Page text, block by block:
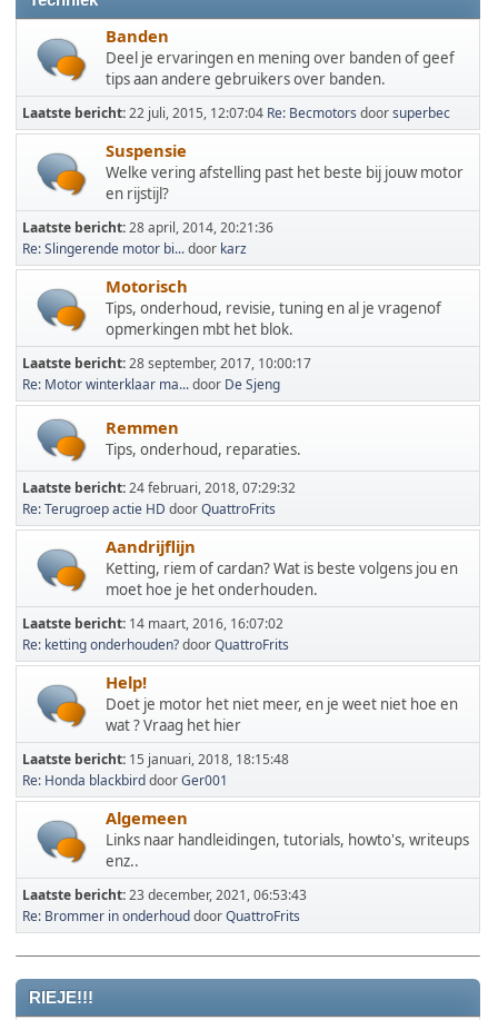
Banden
Deel je ervaringen en mening over banden of geef
tips aan andere gebruikers over banden.
Laatste bericht:22 juli, 2015, 12:07:04 Re: Becmotors doorsuperbec
Suspensie
Welke vering afstelling past het beste bij jouw motor
en rijstijl?
Laatste bericht:28 april, 2014, 20:21:36
Re: Slingerende motor bi...door karz
Motorisch
Tips, onderhoud, revisie, tuning en al je vragenof
opmerkingen mbt het blok.
Laatste bericht:28 september, 2017, 10:00:17
Re: Motor winterklaar ma...door De Sjeng
Remmen
Tips, onderhoud, reparaties.
Laatste bericht:24 februari, 2018, 07:29:32
Re: Terugroep actie HD doorQuattroFrits
Aandrijflijn
Ketting, riem of cardan? Wat is beste volgens jou en
moet hoe je het onderhouden.
Laatste bericht: 14 maart, 2016, 16:07:02
Re: ketting onderhouden?doorQuattroFrits
Help!
Doet je motor het niet meer, en je weet niet hoe en
wat ? Vraag het hier
Laatste bericht: 15 januari, 2018, 18:15:48
Re: Honda blackbirddoorGer001
Algemeen
Links naar handleidingen, tutorials, howto's, writeups
enz..
Laatste bericht:23 december, 2021, 06:53:43
Re: Brommer in onderhouddoorQuattroFrits
RIEJE!!!